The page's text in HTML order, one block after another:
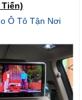
Tiến)
Ô Tô Tận Nơi